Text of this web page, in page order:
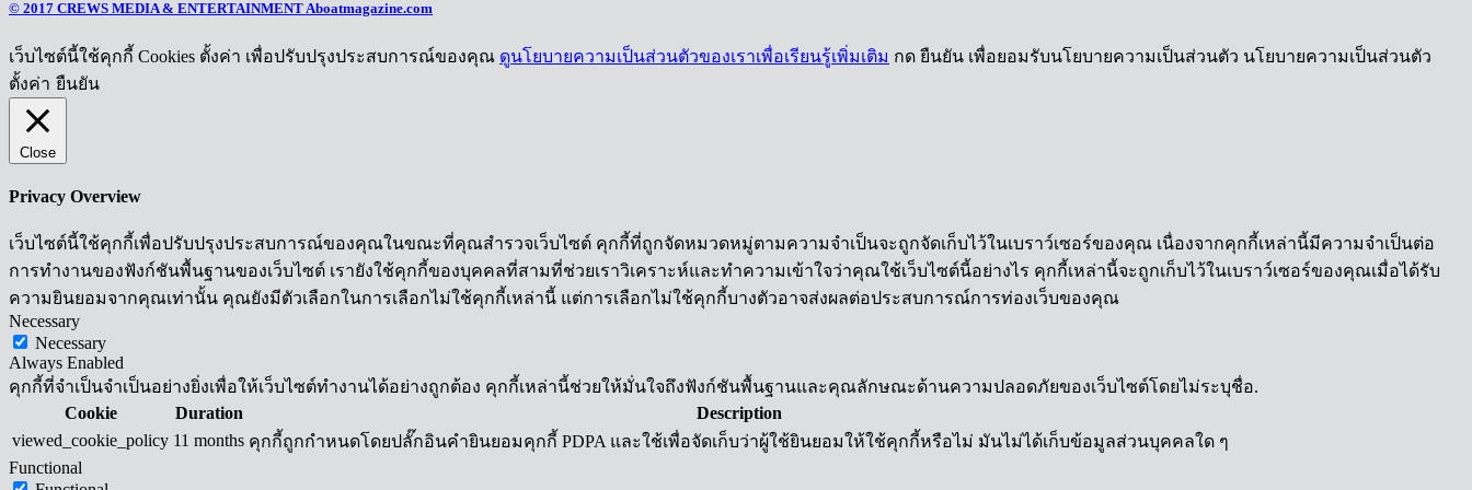
© 2017 CREWS MEDIA & ENTERTAINMENT Aboatmagazine.com
เว็บไซต์นี้ใช้คุกกี้ Cookies ตั้งค่า เพื่อปรับปรุงประสบการณ์ของคุณ ดูนโยบายความเป็นส่วนตัวของเราเพื่อเรียนรู้เพิ่มเติม กด ยืนยัน เพื่อยอมรับนโยบายความเป็นส่วนตัว นโยบายความเป็นส่วนตัว
ตั้งค่า ยืนยัน
Close
Privacy Overview
เว็บไซต์นี้ใช้คุกกี้เพื่อปรับปรุงประสบการณ์ของคุณในขณะที่คุณสำรวจเว็บไซต์ คุกกี้ที่ถูกจัดหมวดหมู่ตามความจำเป็นจะถูกจัดเก็บไว้ในเบราว์เซอร์ของคุณ เนื่องจากคุกกี้เหล่านี้มีความจำเป็นต่อ
การทำงานของฟังก์ชันพื้นฐานของเว็บไซต์ เรายังใช้คุกกี้ของบุคคลที่สามที่ช่วยเราวิเคราะห์และทำความเข้าใจว่าคุณใช้เว็บไซต์นี้อย่างไร คุกกี้เหล่านี้จะถูกเก็บไว้ในเบราว์เซอร์ของคุณเมื่อได้รับ
ความยินยอมจากคุณเท่านั้น คุณยังมีตัวเลือกในการเลือกไม่ใช้คุกกี้เหล่านี้ แต่การเลือกไม่ใช้คุกกี้บางตัวอาจส่งผลต่อประสบการณ์การท่องเว็บของคุณ
Necessary
Necessary
Always Enabled
คุกกี้ที่จำเป็นจำเป็นอย่างยิ่งเพื่อให้เว็บไซต์ทำงานได้อย่างถูกต้อง คุกกี้เหล่านี้ช่วยให้มั่นใจถึงฟังก์ชันพื้นฐานและคุณลักษณะด้านความปลอดภัยของเว็บไซต์โดยไม่ระบุชื่อ.
Cookie
Duration
Description
viewed_cookie_policy 11 months คุกกี้ถูกกำหนดโดยปลั๊กอินคำยินยอมคุกกี้ PDPA และใช้เพื่อจัดเก็บว่าผู้ใช้ยินยอมให้ใช้คุกกี้หรือไม่ มันไม่ได้เก็บข้อมูลส่วนบุคคลใด ๆ
Functional